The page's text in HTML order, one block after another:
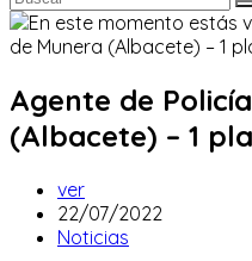
Agente de
(Albacete) – 1
Autor
de
la
ver
Publicación
de
22/07/2022
Categoría
Noticias